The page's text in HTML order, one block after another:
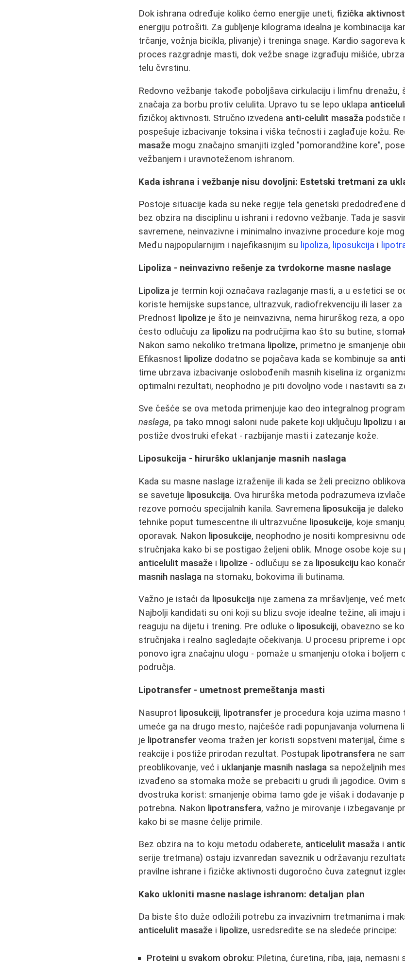
Dok ishrana određuje koliko ćemo energije uneti, fizička aktivnost
energiju potrošiti. Za gubljenje kilograma idealna je kombinacija
trčanje, vožnja bicikla, plivanje) i treninga snage. Kardio sagoreva
proces razgradnje masti, dok vežbe snage izgrađuju mišiće,
telu čvrstinu.
Redovno vežbanje takođe poboljšava cirkulaciju i limfnu drenažu,
značaja za borbu protiv celulita. Upravo tu se lepo uklapa
fizičkoj aktivnosti. Stručno izvedena anti-celulit masaža podstiče
pospešuje izbacivanje toksina i viška tečnosti i zaglađuje kožu.
masaže mogu značajno smanjiti izgled "pomorandžine kore",
vežbanjem i uravnoteženom ishranom.
Kada ishrana i vežbanje nisu dovoljni: Estetski tretmani za
Postoje situacije kada su neke regije tela genetski predodređene
bez obzira na disciplinu u ishrani i redovno vežbanje. Tada je
savremene, neinvazivne i minimalno invazivne procedure koje
Među najpopularnijim i najefikasnijim su lipoliza, liposukcija i
Lipoliza - neinvazivno rešenje za tvrdokorne masne naslage
Lipoliza je termin koji označava razlaganje masti, a u estetici se
koriste hemijske supstance, ultrazvuk, radiofrekvenciju ili laser za
Prednost lipolize je što je neinvazivna, nema hirurškog reza, a
često odlučuju za lipolizu na područjima kao što su butine,
Nakon samo nekoliko tretmana lipolize, primetno je smanjenje
Efikasnost lipolize dodatno se pojačava kada se kombinuje sa
time ubrzava izbacivanje oslobođenih masnih kiselina iz
optimalni rezultati, neophodno je piti dovoljno vode i nastaviti sa
Sve češće se ova metoda primenjuje kao deo integralnog
naslaga, pa tako mnogi saloni nude pakete koji uključuju lipolizu i
postiže dvostruki efekat - razbijanje masti i zatezanje kože.
Liposukcija - hirurško uklanjanje masnih naslaga
Kada su masne naslage izraženije ili kada se želi precizno
se savetuje liposukcija. Ova hirurška metoda podrazumeva
rezove pomoću specijalnih kanila. Savremena liposukcija je
tehnike poput tumescentne ili ultrazvučne liposukcije, koje
oporavak. Nakon liposukcije, neophodno je nositi kompresivnu
stručnjaka kako bi se postigao željeni oblik. Mnoge osobe koje su
anticelulit masaže i lipolize - odlučuju se za liposukciju kao
masnih naslaga na stomaku, bokovima ili butinama.
Važno je istaći da liposukcija nije zamena za mršavljenje, već
Najbolji kandidati su oni koji su blizu svoje idealne težine, ali imaju
reaguju na dijetu i trening. Pre odluke o liposukciji, obavezno se
stručnjaka i realno sagledajte očekivanja. U procesu pripreme i
ponovo igra značajnu ulogu - pomaže u smanjenju otoka i boljem
područja.
Lipotransfer - umetnost premeštanja masti
Nasuprot liposukciji, lipotransfer je procedura koja uzima masno
umeće ga na drugo mesto, najčešće radi popunjavanja volumena
je lipotransfer veoma tražen jer koristi sopstveni materijal, čime
reakcije i postiže prirodan rezultat. Postupak lipotransfera ne
preoblikovanje, već i uklanjanje masnih naslaga sa nepoželjnih
izvađeno sa stomaka može se prebaciti u grudi ili jagodice. Ovim
dvostruka korist: smanjenje obima tamo gde je višak i dodavanje
potrebna. Nakon lipotransfera, važno je mirovanje i izbegavanje
kako bi se masne ćelije primile.
Bez obzira na to koju metodu odaberete, anticelulit masaža i
serije tretmana) ostaju izvanredan saveznik u održavanju
pravilne ishrane i fizičke aktivnosti dugoročno čuva zategnut
Kako ukloniti masne naslage ishranom: detaljan plan
Da biste što duže odložili potrebu za invazivnim tretmanima i
anticelulit masaže i lipolize, usredsredite se na sledeće principe:
Proteini u svakom obroku: Piletina, ćuretina, riba, jaja,